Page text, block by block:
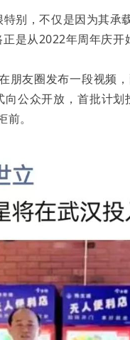
别，不仅是因为其
是从2022年周年庆开
朋友圈发布一段视频
公众开放，首批计
。